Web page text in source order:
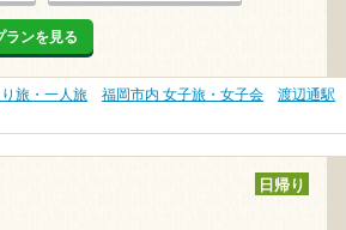
ランを見る
旅・一人旅 福岡市内 女子旅・女子会
渡辺通駅
日帰り